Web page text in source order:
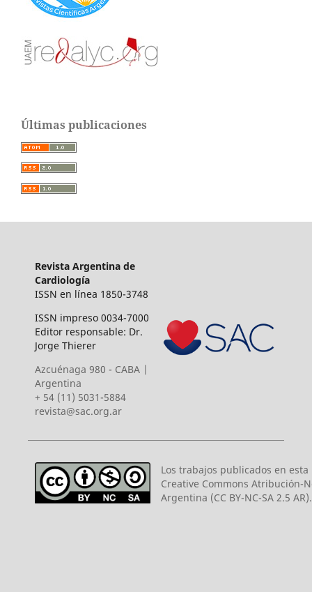
Últimas publicaciones
Revista Argentina de
Cardiología
ISSN en línea 1850-3748
ISSN impreso 0034-7000
Editor responsable: Dr.
Jorge Thierer
Azcuénaga 980 - CABA |
Argentina
+ 54 (11) 5031-5884
revista@sac.org.ar
Los trabajos publicados en
Creative Commons Atribución-
Argentina (CC BY-NC-SA 2.5 AR).